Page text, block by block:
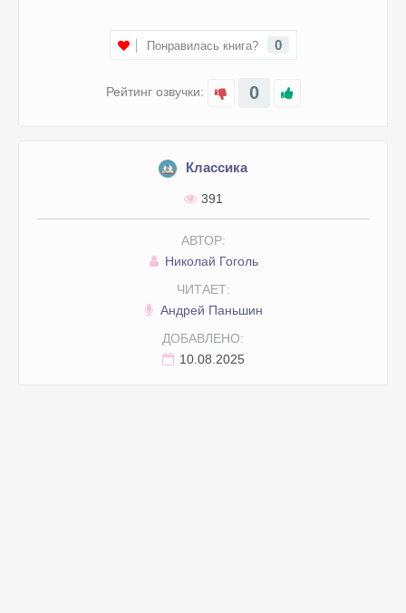
Рейтинг озвучки: 0
Понравилась книга? 0
Классика
391
АВТОР:
Николай Гоголь
ЧИТАЕТ:
Андрей Паньшин
ДОБАВЛЕНО:
10.08.2025